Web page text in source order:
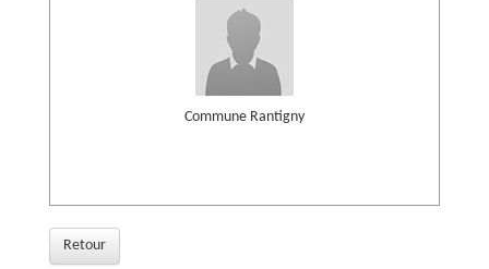
Commune Rantigny
Retour